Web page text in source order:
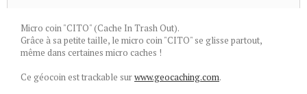
Micro coin "CITO" (Cache In Trash Out).
Grâce à sa petite taille, le micro coin "CITO" se glisse partout,
même dans certaines micro caches !
Ce géocoin est trackable surwww.geocaching.com.